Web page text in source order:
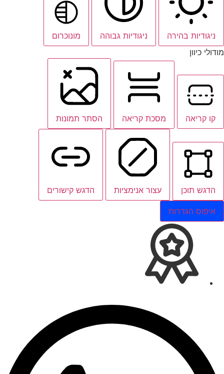
ניגודיות בהירה ניגודיות גבוהה
מונוכרום
מודולי כיוון
קו קריאה מסכת קריאה הסתר תמונות
הדגש תוכן עצור אנימציות הדגש קישורים
איפוס הגדרות